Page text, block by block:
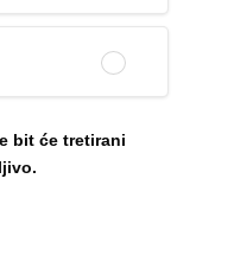
bit će tretirani